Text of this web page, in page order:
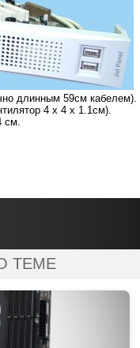
длинным 59см кабелем).
4 x 4 x 1.1см).
см.
ТЕМЕ